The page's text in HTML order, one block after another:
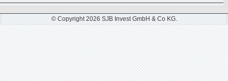
© Copyright 2026 SJB Invest GmbH & Co KG.